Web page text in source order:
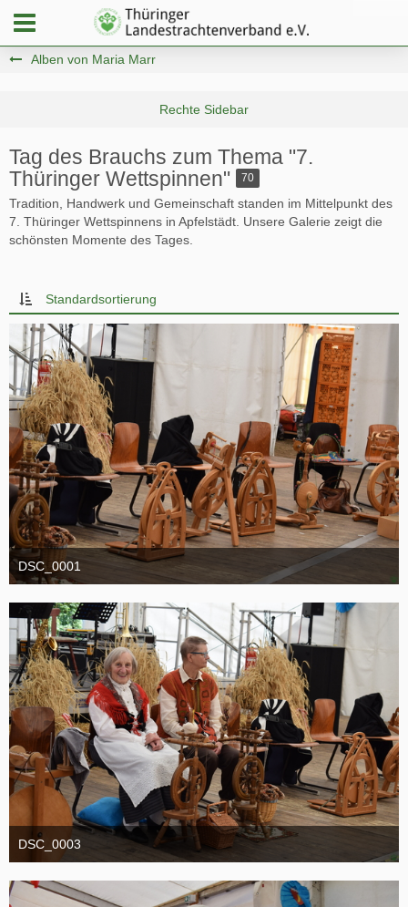
Alben von Maria Marr
Tag des Brauchs zum Thema "7.
Thüringer Wettspinnen"
70
Tradition, Handwerk und Gemeinschaft standen im Mittelpunkt des
7. Thüringer Wettspinnens in Apfelstädt. Unsere Galerie zeigt die
schönsten Momente des Tages.
Standardsortierung
DSC_0001
1. September 2025
DSC_0003
1. September 2025